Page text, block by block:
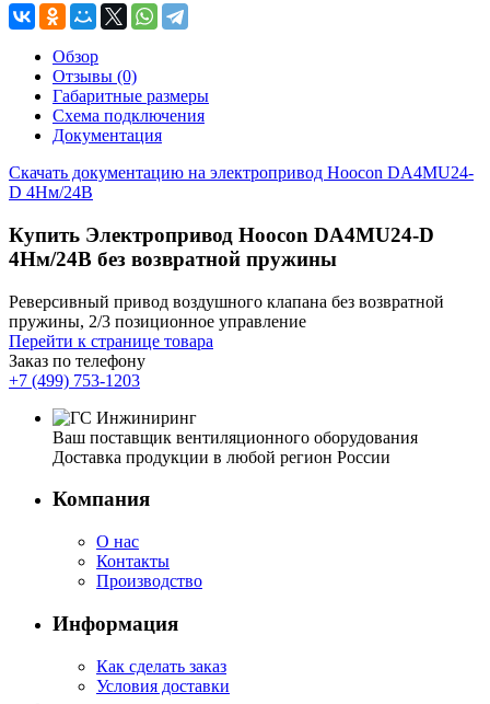
Обзор
Отзывы (0)
Габаритные размеры
Схема подключения
Документация
Скачать документацию на электропривод Hoocon DA4MU24-
D 4Нм/24В
Купить Электропривод Hoocon DA4MU24-D
4Нм/24В без возвратной пружины
Реверсивный привод воздушного клапана без возвратной
пружины, 2/3 позиционное управление
Перейти к странице товара
Заказ по телефону
+7 (499) 753-1203
Ваш поставщик вентиляционного оборудования
Доставка продукции в любой регион России
Компания
О нас
Контакты
Производство
Информация
Как сделать заказ
Условия доставки